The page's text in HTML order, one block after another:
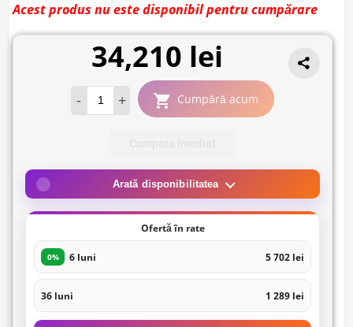
Acest produs nu este disponibil pentru cumpărare
34,210 lei
- + Cumpără acum
Arată disponibilitatea
Ofertă în rate
0% 6 luni 5 702 lei
36 luni 1 289 lei